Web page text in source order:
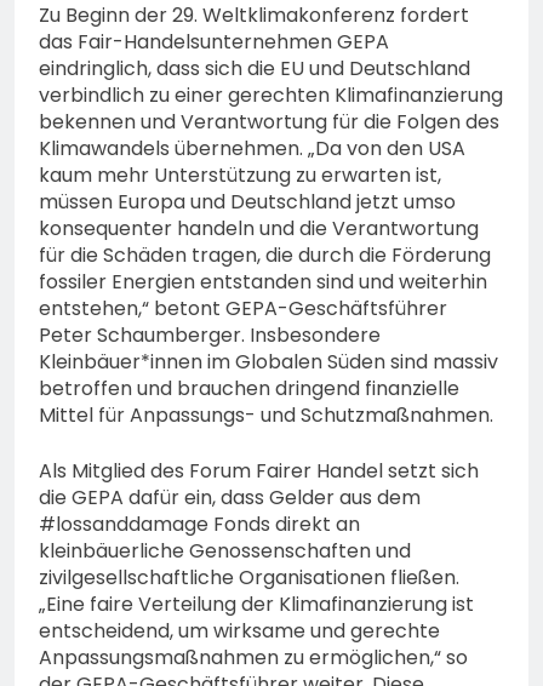
Zu Beginn der 29. Weltklimakonferenz fordert
das Fair-Handelsunternehmen GEPA
eindringlich, dass sich die EU und Deutschland
verbindlich zu einer gerechten Klimafinanzierung
bekennen und Verantwortung für die Folgen des
Klimawandels übernehmen. „Da von den USA
kaum mehr Unterstützung zu erwarten ist,
müssen Europa und Deutschland jetzt umso
konsequenter handeln und die Verantwortung
für die Schäden tragen, die durch die Förderung
fossiler Energien entstanden sind und weiterhin
entstehen,“ betont GEPA-Geschäftsführer
Peter Schaumberger. Insbesondere
Kleinbäuer*innen im Globalen Süden sind massiv
betroffen und brauchen dringend finanzielle
Mittel für Anpassungs- und Schutzmaßnahmen.
Als Mitglied des Forum Fairer Handel setzt sich
die GEPA dafür ein, dass Gelder aus dem
#lossanddamage Fonds direkt an
kleinbäuerliche Genossenschaften und
zivilgesellschaftliche Organisationen fließen.
„Eine faire Verteilung der Klimafinanzierung ist
entscheidend, um wirksame und gerechte
Anpassungsmaßnahmen zu ermöglichen,“ so